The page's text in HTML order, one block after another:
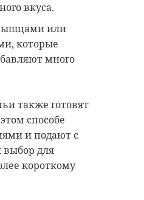
вкуса.
или
которые
много
также готовят
способе
и подают с
для
короткому